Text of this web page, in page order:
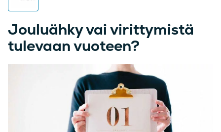
Jouluähky vai virittymistä
tulevaan vuoteen?